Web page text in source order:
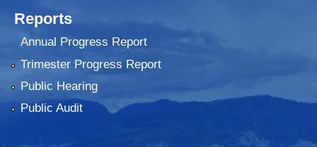
Reports
Annual Progress Report
Trimester Progress Report
Public Hearing
Public Audit